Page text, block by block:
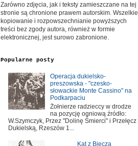
Zarówno zdjęcia, jak i teksty zamieszczane na tej
stronie są chronione prawem autorskim. Wszelkie
kopiowanie i rozpowszechnianie powyższych
treści bez zgody autora, również w formie
elektronicznej, jest surowo zabronione.
Popularne posty
Operacja dukielsko-
preszowska - "czesko-
słowackie Monte Cassino" na
Podkarpaciu
Żołnierze radzieccy w drodze
na pozycję ogniową źródło:
W.Szymczyk, Przez "Dolinę Śmierci" i Przełęcz
Dukielską, Rzeszów 1...
Kat z Biecza